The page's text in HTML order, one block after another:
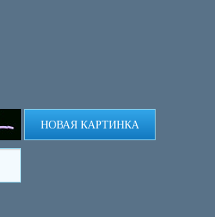
НОВАЯ КАРТИНКА